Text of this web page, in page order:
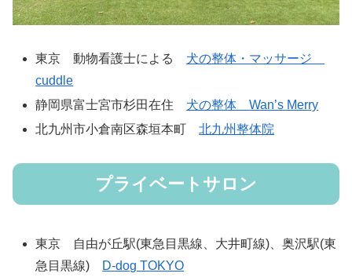
東京 動物看護士による 犬の整体・マッサージ
cuddle
静岡県富士宮市杉田在住 犬の整体 Wan’s Merry
北九州市小倉南区森垣本町北九州整体院
プライベートサロン
東京 自由が丘駅(東急目黒線、大井町線)、奥沢駅(東
急目黒線)
D-dog TOKYO